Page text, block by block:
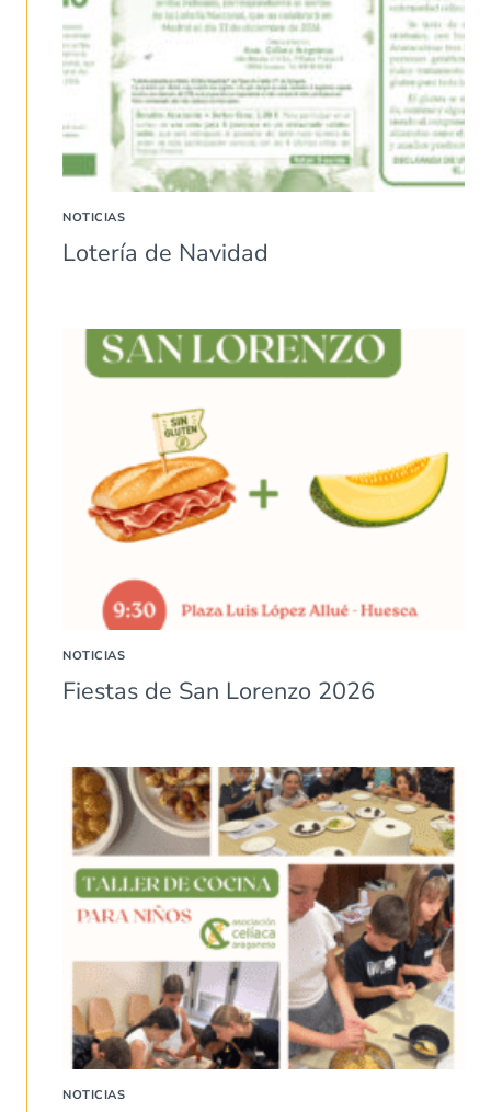
NOTICIAS
Lotería de Navidad
NOTICIAS
Fiestas de San Lorenzo 2026
NOTICIAS